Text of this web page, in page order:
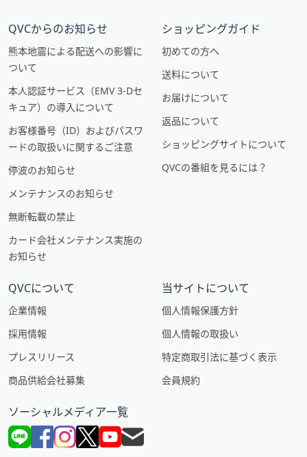
QVCからのお知らせ
熊本地震による配送への影響に
ついて
本人認証サービス（EMV 3-Dセ
キュア）の導入について
お客様番号（ID）およびパスワ
ードの取扱いに関するご注意
停波のお知らせ
メンテナンスのお知らせ
無断転載の禁止
カード会社メンテナンス実施の
お知らせ
ショッピングガイド
初めての方へ
送料について
お届けについて
返品について
ショッピングサイトについて
QVCの番組を見るには？
QVCについて
企業情報
採用情報
プレスリリース
商品供給会社募集
当サイトについて
個人情報保護方針
個人情報の取扱い
特定商取引法に基づく表示
会員規約
ソーシャルメディア一覧